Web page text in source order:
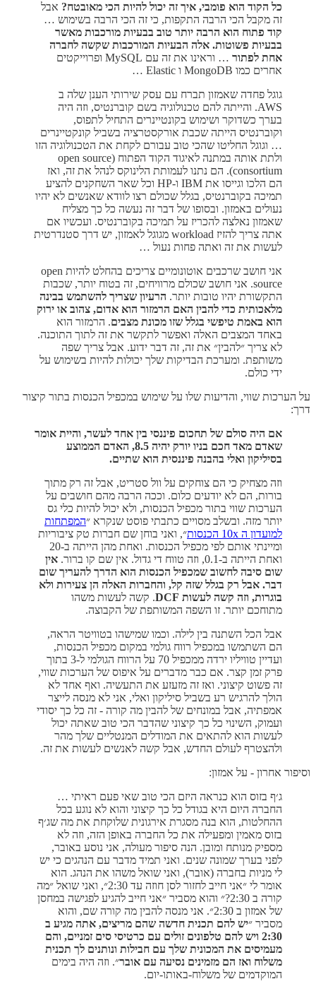
כל הקוד הוא פומבי, איך זה יכול להיות הכי מאובטח? אבל
זה מקבל הכי הרבה התקפות, כי זה הכי הרבה בשימוש …
קוד פתוח הוא הרבה יותר טוב בבעיות מורכבות מאשר
בבעיות פשוטות. אלה הבעיות המורכבות שקשה לחברה
אחת לפתור
… וראינו את זה עם MySQL ופרוייקטים
אחרים כמו MongoDB ו Elastic …
גוגל פחדה שאמזון תברח עם עסק שירותי הענן שלה ב
AWS. והייתה להם טכנולוגיה בשם קוברנטיס, וזה היה
בערך כשדוקר ושימוש בקונטיינרים התחיל לתפוס,
וקוברנטיס הייתה שכבת אורקסטרציה בשביל קונקטיינרים
… וגוגל החליטו שהכי טוב עבורם לקחת את הטכנולוגיה הזו
ולתת אותה במתנה לאיגוד הקוד הפתוח (open source
consortium). הם נתנו לעמותת הלינוקס לנהל את זה, ואז
הם הלכו וגייסו את IBM ו-HP וכל שאר השחקנים להציע
תמיכה בקוברנטיס, בגלל שכולם רצו לוודא שאנשים לא יהיו
נעולים באמזון. ובסופו של דבר זה נעשה כל כך מצליח
שאמזון נאלצה להכריז על תמיכה בקוברנטיס. ועכשיו אם
אתה צריך להזיז workload מגוגל לאמזון, יש דרך סטנדרטית
לעשות את זה ואתה פחות נעול …
אני חושב שרכבים אוטונומיים צריכים בהחלט להיות open
source. אני חושב שכולם מרוויחים, זה בטוח יותר, שכבות
התקשורת יהיו טובות יותר. הרעיון שצריך להשתמש בבינה
מלאכותית כדי להבין האם הרמזור הוא אדום, צהוב או ירוק
הוא באמת טיפשי בגלל שזו מכונת מצבים. הרמזור הוא
באחד המצבים האלה ואפשר לתקשר את זה לתוך התוכנה.
לא צריך ״להבין״ את זה, זה דבר ידוע. אבל צריך שפה
משותפת. ומערכת הבדיקות שלך יכולות להיות בשימוש על
ידי כולם.
על הערכות שווי, והדיעות שלו על שימוש במכפיל הכנסות בתור קיצור
דרך:
אם היה סולם של תחכום פיננסי בין אחד לעשר, והיית אומר
שאדם מאד חכם בניו יורק יהיה 8.5, האדם הממוצע
בסיליקון ואלי בהבנה פיננסית הוא שתיים.
וזה מצחיק כי הם צוחקים על וול סטריט, אבל זה רק מתוך
בורות, הם לא יודעים כלום. וככה הרבה מהם חושבים על
הערכות שווי בתור מכפיל הכנסות, ולא יכול להיות כלי גס
יותר מזה. ובשלב מסויים כתבתי פוסט שנקרא ״המפתחות
למועדון ה 10x הכנסות
״, ואני בוחן שם חברות טק ציבוריות
ומיינתי אותם לפי מכפיל הכנסות. ואחת מהן הייתה ב-20
ואחת הייתה ב-0.1, וזה טווח די גדול. אין שם קו ברור.
אין
שום סיבה לחשוב שמכפיל הכנסות הוא הדרך להעריך שום
דבר. אבל רק בגלל שזה קל, והחברות האלה הן צעירות ולא
בוגרות, וזה קשה לעשות DCF
. קשה לעשות משהו
מתוחכם יותר. זו השפה המשותפת של הקבוצה.
אבל הכל השתנה בין לילה. וכמו שמישהו בטוויטר הראה,
הם השתמשו במכפיל רווח גולמי במקום מכפיל הכנסות,
ועדיין טוויליו ירדה ממכפיל 70 על הרווח הגולמי ל-3 בתוך
פרק זמן קצר. אם כבר מדברים על איפוס של הערכות שווי,
זה פשוט קיצוני. ואז זה מזעזע את התעשיה. ואף אחד לא
הולך להרגיש רע בשביל סיליקון ואלי, אני לא מנסה לייצר
אמפתיה, אבל במונחים של להבין מה קורה - זה כל כך יסודי
ועמוק, השינוי כל כך קיצוני שהדבר הכי טוב שאתה יכול
לעשות הוא להתאים את המודלים המנטליים שלך מהר
ולהצטרף לעולם החדש, אבל קשה לאנשים לעשות את זה.
וסיפור אחרון - על אמזון:
ג׳ף בזוס הוא כנראה היזם הכי טוב שאי פעם ראיתי …
החברה היום היא בגודל כל כך קיצוני והוא לא נוגע בכל
ההחלטות, הוא בנה מסגרת אירגונית שלוקחת את מה שג׳ף
בזוס מאמין ומפעילה את כל החברה באופן הזה, וזה לא
מספיק מנותח ומובן. הנה סיפור מעולה, אני נוסע באובר,
לפני בערך שמונה שנים. ואני תמיד מדבר עם הנהגים כי יש
לי מניות בחברה (אובר), ואני שואל משהו את הנהג. הוא
אומר לי ״אני חייב לחזור לסן חוזה עד 2:30״, ואני שואל ״מה
קורה ב 2:30?״ והוא מסביר ״אני חייב להגיע לפגישה במחסן
של אמזון ב 2:30״. אני מנסה להבין מה קורה שם, והוא
מסביר ״יש להם תכנית חדשה שהם מריצים, אתה מגיע ב
2:30 ויש להם טלפונים זולים עם כרטיסי סים זמניים, והם
מעמיסים את המכונית שלך עם חבילות ונותנים לך תכנית
משלוח ואז הם מזמינים נסיעה עם אובר״. וזה היה בימים
המוקדמים של משלוח-באותו-יום.